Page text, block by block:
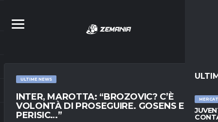
ULTIME NEWS
INTER, MAROTTA: “BROZOVIC? C’È
VOLONTÀ DI PROSEGUIRE. GOSENS E
PERISIC…”